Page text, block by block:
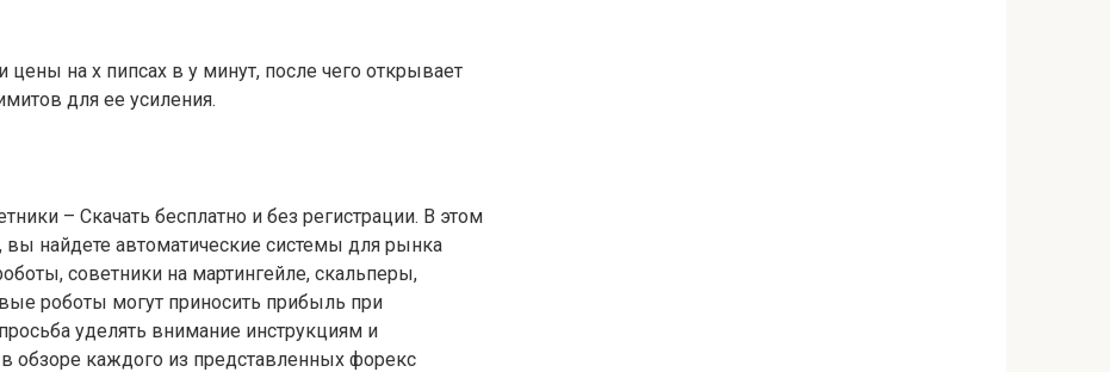
цены на х пипсах в y минут, после чего открывает
для ее усиления.
– Скачать бесплатно и без регистрации. В этом
найдете автоматические системы для рынка
советники на мартингейле, скальперы,
роботы могут приносить прибыль при
уделять внимание инструкциям и
обзоре каждого из представленных форекс